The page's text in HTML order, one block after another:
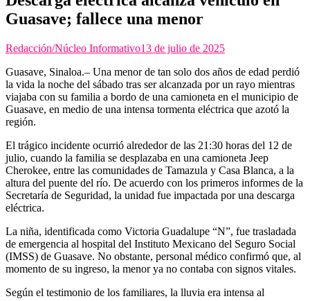
Guasave; fallece una menor
Redacción/Núcleo Informativo13 de julio de 2025
Guasave, Sinaloa.– Una menor de tan solo dos años de edad perdió
la vida la noche del sábado tras ser alcanzada por un rayo mientras
viajaba con su familia a bordo de una camioneta en el municipio de
Guasave, en medio de una intensa tormenta eléctrica que azotó la
región.
El trágico incidente ocurrió alrededor de las 21:30 horas del 12 de
julio, cuando la familia se desplazaba en una camioneta Jeep
Cherokee, entre las comunidades de Tamazula y Casa Blanca, a la
altura del puente del río. De acuerdo con los primeros informes de la
Secretaría de Seguridad, la unidad fue impactada por una descarga
eléctrica.
La niña, identificada como Victoria Guadalupe “N”, fue trasladada
de emergencia al hospital del Instituto Mexicano del Seguro Social
(IMSS) de Guasave. No obstante, personal médico confirmó que, al
momento de su ingreso, la menor ya no contaba con signos vitales.
Según el testimonio de los familiares, la lluvia era intensa al